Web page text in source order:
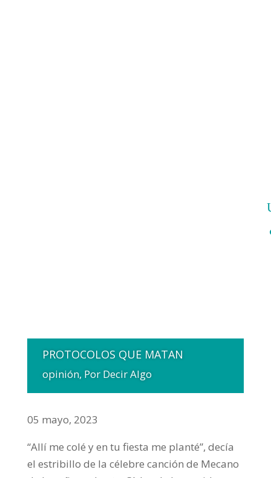
PROTOCOLOS QUE MATAN
opinión, Por Decir Algo
05 mayo, 2023
“Allí me colé y en tu fiesta me planté”, decía
el estribillo de la célebre canción de Mecano